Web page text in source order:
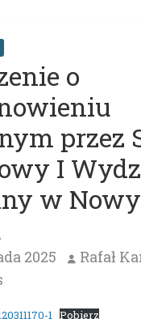
o
przez
I
w
2025
Rafał
1 Pobierz